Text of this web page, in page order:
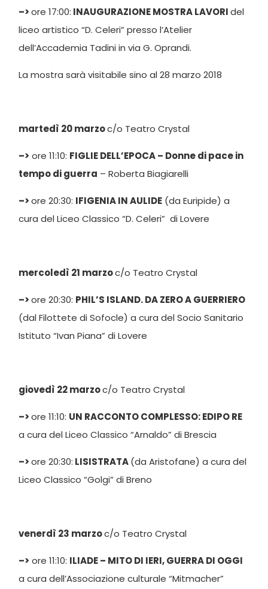
–>ore 17:00: INAUGURAZIONEMOSTRA LAVORIdel
liceo artistico “D. Celeri” presso l’Atelier
dell’Accademia Tadini in via G. Oprandi.
La mostra sarà visitabile sino al 28 marzo 2018
martedì 20 marzoc/o Teatro Crystal
–> ore 11:10: FIGLIE DELL’EPOCA – Donne di pace in
tempo di guerra – Roberta Biagiarelli
–>ore 20:30: IFIGENIA IN AULIDE (da Euripide) a
cura del Liceo Classico “D. Celeri” di Lovere
mercoledì 21 marzoc/o Teatro Crystal
–>ore 20:30: PHIL’S ISLAND. DA ZERO A GUERRIERO
(dal Filottete di Sofocle) a cura del Socio Sanitario
Istituto “Ivan Piana” di Lovere
giovedì 22 marzoc/o Teatro Crystal
–>ore 11:10: UN RACCONTO COMPLESSO: EDIPO RE
a cura del Liceo Classico “Arnaldo” di Brescia
–>ore 20:30: LISISTRATA(da Aristofane) a cura del
Liceo Classico “Golgi” di Breno
venerdì 23 marzoc/o Teatro Crystal
–> ore 11:10: ILIADE – MITO DI IERI, GUERRA DI OGGI
a cura dell’Associazione culturale “Mitmacher”